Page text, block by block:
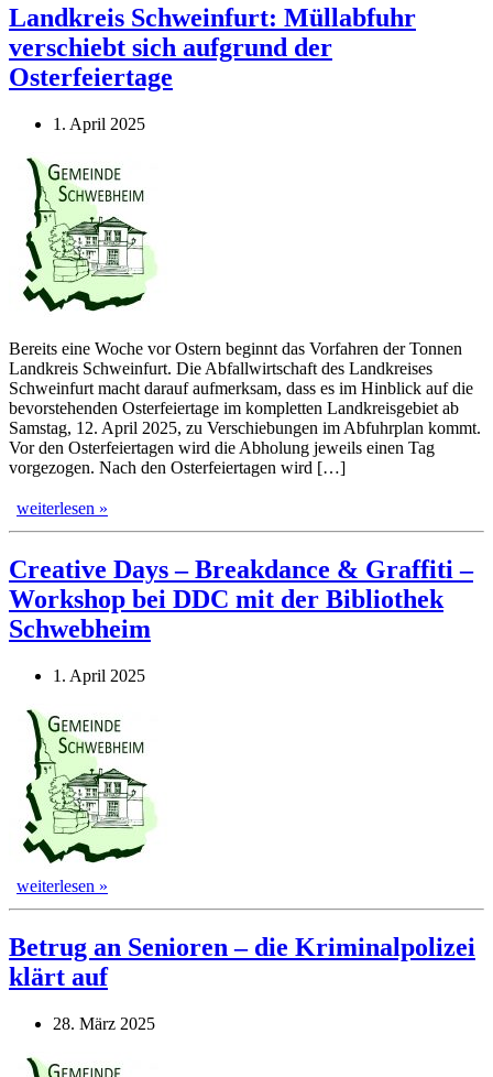
Landkreis Schweinfurt: Müllabfuhr
verschiebt sich aufgrund der
Osterfeiertage
1. April 2025
Bereits eine Woche vor Ostern beginnt das Vorfahren der Tonnen
Landkreis Schweinfurt. Die Abfallwirtschaft des Landkreises
Schweinfurt macht darauf aufmerksam, dass es im Hinblick auf die
bevorstehenden Osterfeiertage im kompletten Landkreisgebiet ab
Samstag, 12. April 2025, zu Verschiebungen im Abfuhrplan kommt.
Vor den Osterfeiertagen wird die Abholung jeweils einen Tag
vorgezogen. Nach den Osterfeiertagen wird […]
weiterlesen »
Creative Days – Breakdance & Graffiti –
Workshop bei DDC mit der Bibliothek
Schwebheim
1. April 2025
weiterlesen »
Betrug an Senioren – die Kriminalpolizei
klärt auf
28. März 2025